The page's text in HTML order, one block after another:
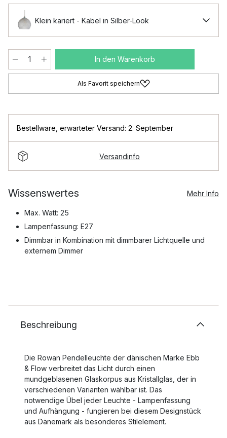
Klein kariert - Kabel in Silber-Look
In den Warenkorb
Als Favorit speichern
Bestellware erwarteter Versand: 2. September
Versandinfo
Wissenswertes Mehr Info
Max. Watt: 25
Lampenfassung: E27
Dimmbar in Kombination mit dimmbarer Lichtquelle und
externem Dimmer
Beschreibung
Die Rowan Pendelleuchte der dänischen Marke Ebb
& Flow verbreitet das Licht durch einen
mundgeblasenen Glaskorpus aus Kristallglas, der in
verschiedenen Varianten wählbar ist. Das
notwendige Übel jeder Leuchte - Lampenfassung
und Aufhängung - fungieren bei diesem Designstück
aus Dänemark als besonderes Stilelement.